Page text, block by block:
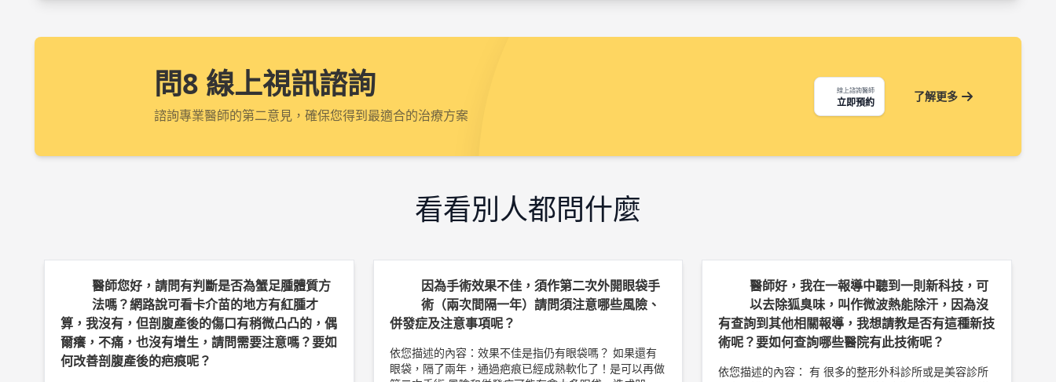
問8 線上視訊諮詢
諮詢專業醫師的第二意見，確保您得到最適合的治療方案
線上諮詢醫師
立即預約 了解更多
看看別人都問什麼
醫師您好，請問有判斷是否為蟹足腫體質方
法嗎？網路說可看卡介苗的地方有紅腫才
算，我沒有，但剖腹產後的傷口有稍微凸凸的，偶
爾癢，不痛，也沒有增生，請問需要注意嗎？要如
何改善剖腹產後的疤痕呢？
因為手術效果不佳，須作第二次外開眼袋手
術（兩次間隔一年）請問須注意哪些風險、
併發症及注意事項呢？
依您描述的內容：效果不佳是指仍有眼袋嗎？ 如果還有
眼袋，隔了兩年，通過疤痕已經成熟軟化了！是可以再做
醫師好，我在一報導中聽到一則新科技，可
以去除狐臭味，叫作微波熱能除汗，因為沒
有查詢到其他相關報導，我想請教是否有這種新技
術呢？要如何查詢哪些醫院有此技術呢？
依您描述的內容： 有 很多的整形外科診所或是美容診所